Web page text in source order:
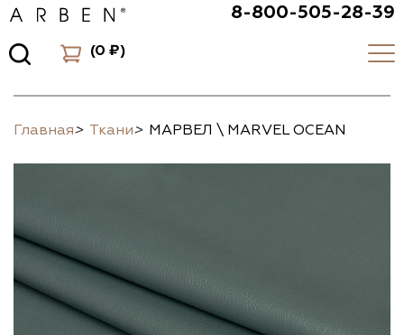
8-800-505-28-39
(0 ₽)
Главная> Ткани> МАРВЕЛ \ MARVEL OCEAN